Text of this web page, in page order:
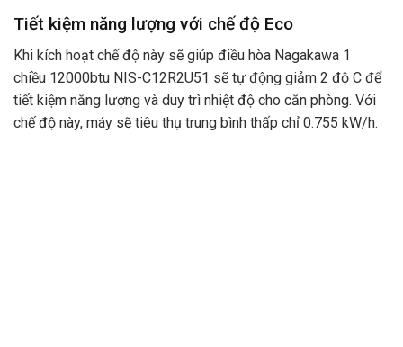
Tiết kiệm năng lượng với chế độ Eco
Khi kích hoạt chế độ này sẽ giúp điều hòa Nagakawa 1
chiều 12000btu NIS-C12R2U51 sẽ tự động giảm 2 độ C để
tiết kiệm năng lượng và duy trì nhiệt độ cho căn phòng. Với
chế độ này, máy sẽ tiêu thụ trung bình thấp chỉ 0.755 kW/h.